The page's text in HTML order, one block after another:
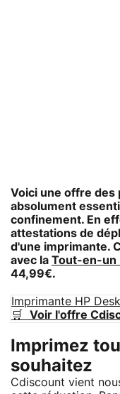
Voici une offre des
absolument
confinement. En
attestations de
d'une imprimante.
avec la Tout-en-un
44,99€.
Imprimante HP
🛒 Voir l'offre
Imprimez
souhaitez
Cdiscount vient